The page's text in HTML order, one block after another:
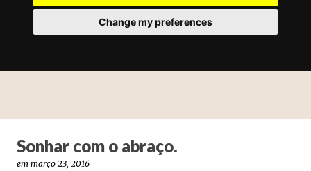
Change my preferences
Sonhar com o abraço.
em março 23, 2016